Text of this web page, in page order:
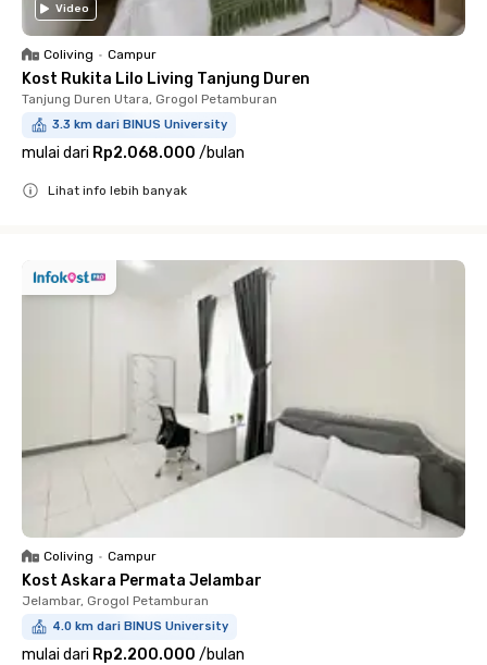
Video
Coliving • Campur
Kost Rukita Lilo Living Tanjung Duren
Tanjung Duren Utara, Grogol Petamburan
3.3 km dari BINUS University
mulai dari Rp2.068.000 /bulan
Lihat info lebih banyak
Coliving • Campur
Kost Askara Permata Jelambar
Jelambar, Grogol Petamburan
4.0 km dari BINUS University
mulai dari Rp2.200.000 /bulan